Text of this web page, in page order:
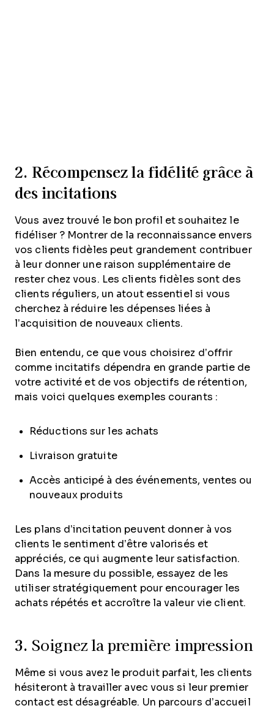
2. Récompensez la fidélité grâce à
des incitations
Vous avez trouvé le bon profil et souhaitez le
fidéliser ? Montrer de la reconnaissance envers
vos clients fidèles peut grandement contribuer
à leur donner une raison supplémentaire de
rester chez vous. Les clients fidèles sont des
clients réguliers, un atout essentiel si vous
cherchez à réduire les dépenses liées à
l’acquisition de nouveaux clients.
Bien entendu, ce que vous choisirez d’offrir
comme incitatifs dépendra en grande partie de
votre activité et de vos objectifs de rétention,
mais voici quelques exemples courants :
Réductions sur les achats
Livraison gratuite
Accès anticipé à des événements, ventes ou
nouveaux produits
Les plans d’incitation peuvent donner à vos
clients le sentiment d’être valorisés et
appréciés, ce qui augmente leur satisfaction.
Dans la mesure du possible, essayez de les
utiliser stratégiquement pour encourager les
achats répétés et accroître la valeur vie client.
3. Soignez la première impression
Même si vous avez le produit parfait, les clients
hésiteront à travailler avec vous si leur premier
contact est désagréable. Un parcours d’accueil